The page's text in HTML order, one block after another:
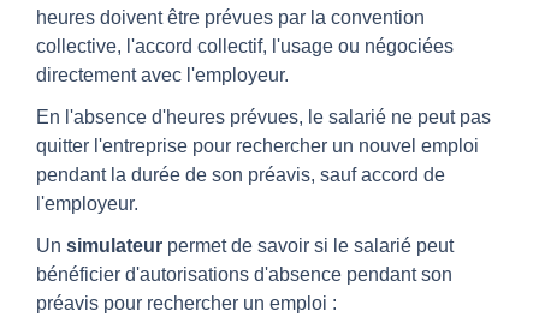
heures doivent être prévues par la convention
collective, l'accord collectif, l'usage ou négociées
directement avec l'employeur.
En l'absence d'heures prévues, le salarié ne peut pas
quitter l'entreprise pour rechercher un nouvel emploi
pendant la durée de son préavis, sauf accord de
l'employeur.
Un simulateur permet de savoir si le salarié peut
bénéficier d'autorisations d'absence pendant son
préavis pour rechercher un emploi :